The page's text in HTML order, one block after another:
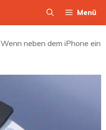
Menü
Wenn neben dem iPhone ein